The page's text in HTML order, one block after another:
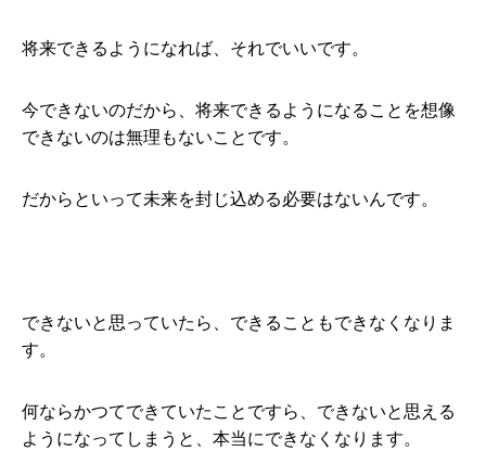
将来できるようになれば、それでいいです。
今できないのだから、将来できるようになることを想像
できないのは無理もないことです。
だからといって未来を封じ込める必要はないんです。
できないと思っていたら、できることもできなくなりま
す。
何ならかつてできていたことですら、できないと思える
ようになってしまうと、本当にできなくなります。